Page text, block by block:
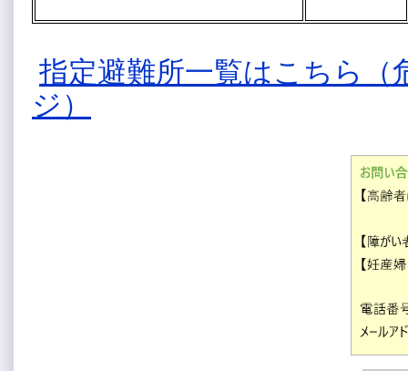
指定避難所一覧はこちら（
ジ）